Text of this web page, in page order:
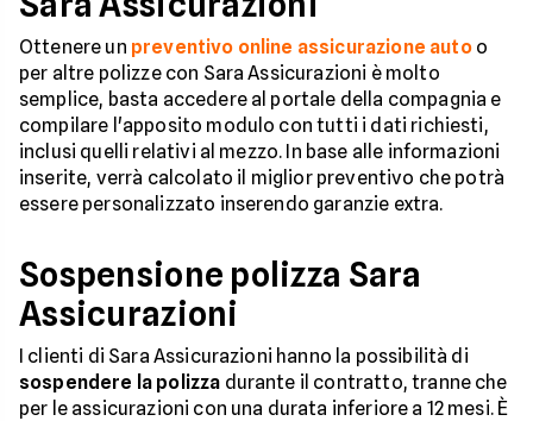
Ottenere un preventivo online assicurazione autoo
per altre polizze con Sara Assicurazioni è molto
semplice, basta accedere al portale della compagnia e
compilare l'apposito modulo con tutti i dati richiesti,
inclusi quelli relativi al mezzo. In base alle informazioni
inserite, verrà calcolato il miglior preventivo che potrà
essere personalizzato inserendo garanzie extra.
Sospensione polizza Sara
Assicurazioni
I clienti di Sara Assicurazioni hanno la possibilità di
sospendere la polizza durante il contratto, tranne che
per le assicurazioni con una durata inferiore a 12 mesi. È